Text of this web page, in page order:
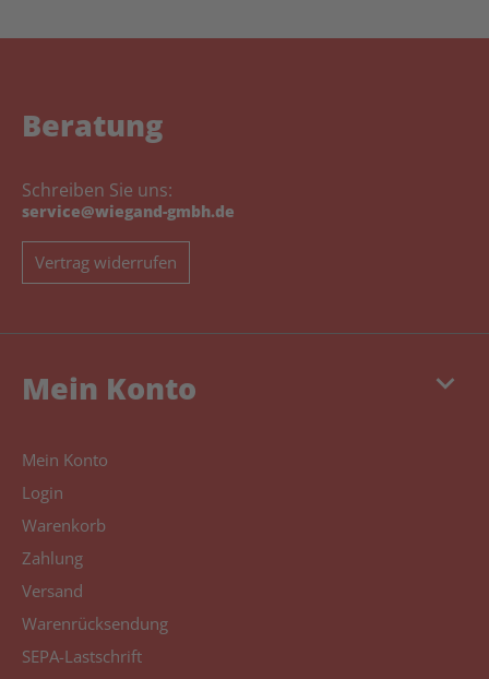
Beratung
Schreiben Sie uns:
service@wiegand-gmbh.de
Vertrag widerrufen
keyboard_arrow_down
Mein Konto
Mein Konto
Login
Warenkorb
Zahlung
Versand
Warenrücksendung
SEPA-Lastschrift